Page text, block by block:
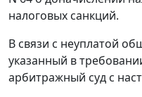
налоговых санкций.
В связи с неуплатой
указанный в
арбитражный суд с